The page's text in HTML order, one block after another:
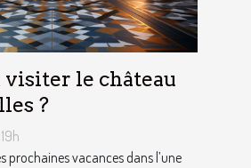
le château
?
prochaines vacances dans l’une